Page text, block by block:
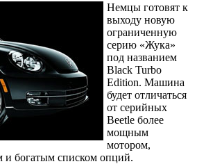
Немцы готовят к
выходу новую
ограниченную
серию «Жука»
под названием
Black Turbo
Edition. Машина
будет отличаться
от серийных
Beetle более
мощным
мотором,
и богатым списком опций.